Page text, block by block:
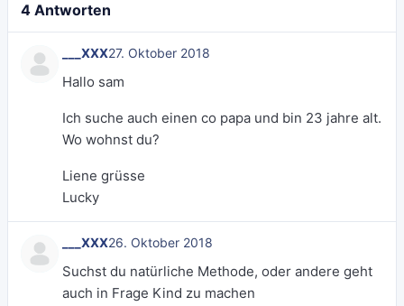
4 Antworten
___XXX27. Oktober 2018
Hallo sam
Ich suche auch einen co papa und bin 23 jahre alt.
Wo wohnst du?
Liene grüsse
Lucky
___XXX26. Oktober 2018
Suchst du natürliche Methode, oder andere geht
auch in Frage Kind zu machen